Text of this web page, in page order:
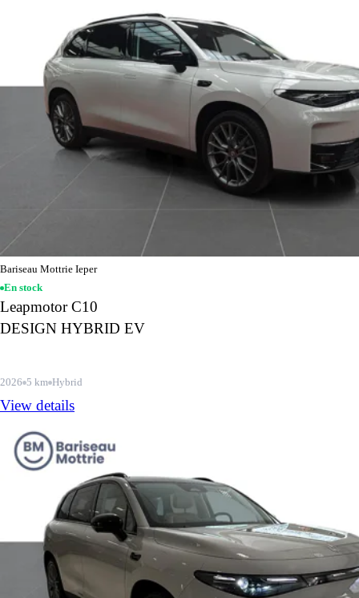
Bariseau Mottrie Ieper
En stock
Leapmotor C10
DESIGN HYBRID EV
2026 5 km Hybrid
View details